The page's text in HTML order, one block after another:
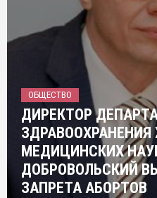
ОБЩЕСТВО
ДИРЕКТОР
МЕДИЦИНСКИХ
ДОБРОВОЛЬСКИЙ
ЗАПРЕТА АБОРТОВ